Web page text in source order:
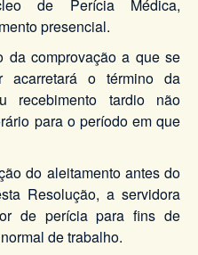
de Perícia Médica,
presencial.
da comprovação a que se
acarretará o término da
recebimento tardio não
para o período em que
do aleitamento antes do
Resolução, a servidora
de perícia para fins de
de trabalho.